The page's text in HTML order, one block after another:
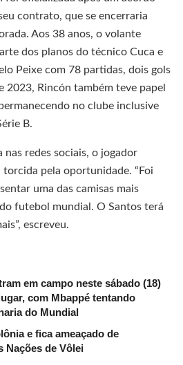
contrato, que se encerraria
Aos 38 anos, o volante
dos planos do técnico Cuca e
Peixe com 78 partidas, dois gols
2023, Rincón também teve papel
no clube inclusive
B.
nas redes sociais, o jogador
torcida pela oportunidade. “Foi
uma das camisas mais
futebol mundial. O Santos terá
escreveu.
em campo neste sábado (18)
com Mbappé tentando
do Mundial
e fica ameaçado de
Nações de Vôlei